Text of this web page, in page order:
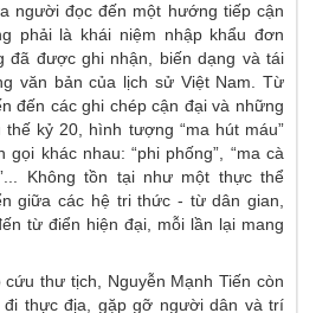
người đọc đến một hướng tiếp cận
phải là khái niệm nhập khẩu đơn
đã được ghi nhận, biến dạng và tái
văn bản của lịch sử Việt Nam. Từ
đến các ghi chép cận đại và những
kỷ 20, hình tượng “ma hút máu”
khác nhau: “phi phống”, “ma cà
Không tồn tại như một thực thể
giữa các hệ tri thức - từ dân gian,
từ điển hiện đại, mỗi lần lại mang
cứu thư tịch, Nguyễn Mạnh Tiến còn
đi thực địa, gặp gỡ người dân và trí